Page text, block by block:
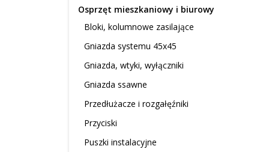
Osprzęt mieszkaniowy i biurowy
Bloki, kolumnowe zasilające
Gniazda systemu 45x45
Gniazda, wtyki, wyłączniki
Gniazda ssawne
Przedłużacze i rozgałęźniki
Przyciski
Puszki instalacyjne